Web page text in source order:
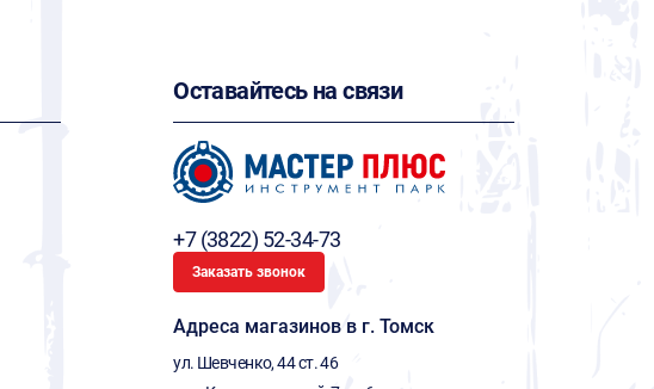
Оставайтесь на связи
+7 (3822) 52-34-73
Заказать звонок
Адреса магазинов в г. Томск
ул. Шевченко, 44 ст. 46